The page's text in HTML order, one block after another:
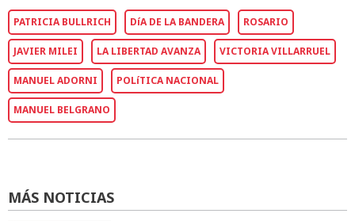
PATRICIA BULLRICH DíA DE LA BANDERA ROSARIO
JAVIER MILEI LA LIBERTAD AVANZA VICTORIA VILLARRUEL
MANUEL ADORNI POLíTICA NACIONAL
MANUEL BELGRANO
MÁS NOTICIAS